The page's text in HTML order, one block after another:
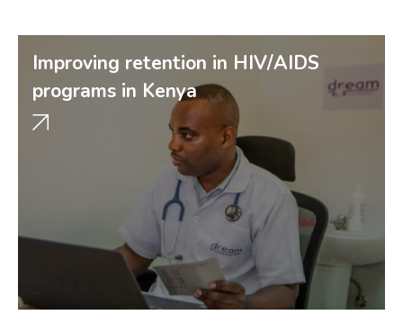
Improving retention in HIV/AIDS
programs in Kenya